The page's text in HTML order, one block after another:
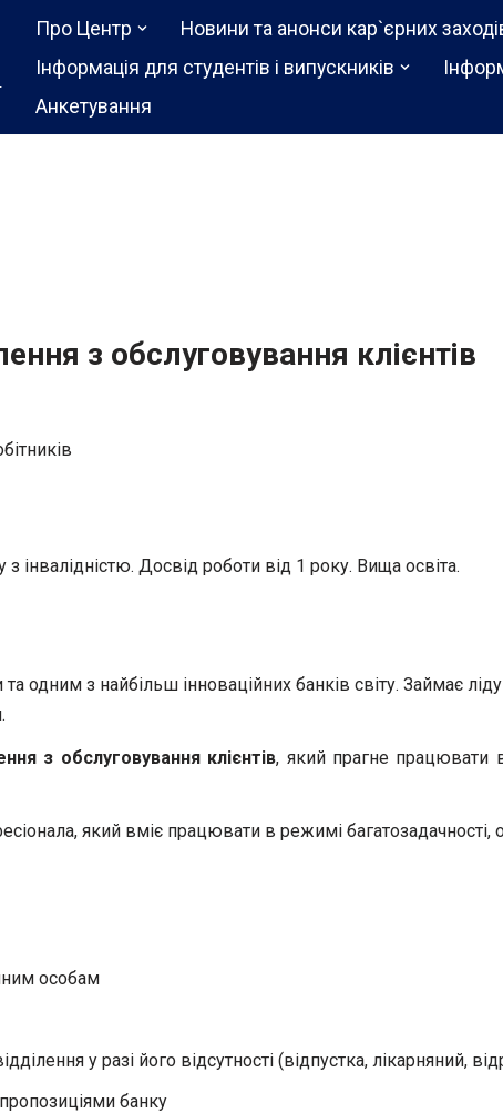
Про Центр Новини та анонси кар`єрних
Інформація для студентів і випускників
Анкетування
з обслуговування клієнтів
інвалідністю. Досвід роботи від 1 року. Вища освіта.
одним з найбільш інноваційних банків світу. Займає
з обслуговування клієнтів, який прагне працювати
який вміє працювати в режимі багатозадачності,
особам
у разі його відсутності (відпустка, лікарняний,
банку